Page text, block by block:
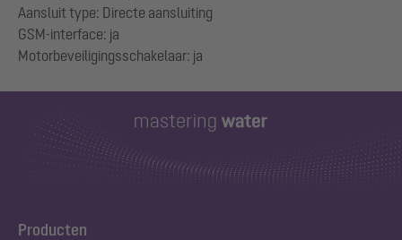
Aansluit type: Directe aansluiting
GSM-interface: ja
Producten